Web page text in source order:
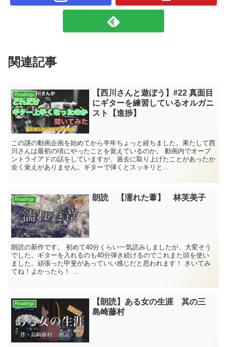
関連記事
Readings
【西川さんと遊ぼう】#22 真面目
にギターを練習しているオルガニ
スト【進捗】
この謎の動画企画を始めてから半年ちょっと経ちました。果たして西
川さんは最初の頃にやったことを覚えているのか。 動画内でオープ
ントライアドの話をしていますが、過去に取り上げたことがあったか
全く覚えがありません。ギターで弾くとスッキリと...
Readings 朗読 【濡れた葦】 林芙美子
朗読の新作です。 初めて40分くらい一気読みしましたが、大変そう
でした。ギターを入れるのも40分弾き続けるのでこれまた頭を使い
ました。頑張った甲斐があっていい感じだと思われます！ きいてみ
てね！よかったら！ ...
Readings
【朗読】ある女の生涯 其の三
島崎藤村